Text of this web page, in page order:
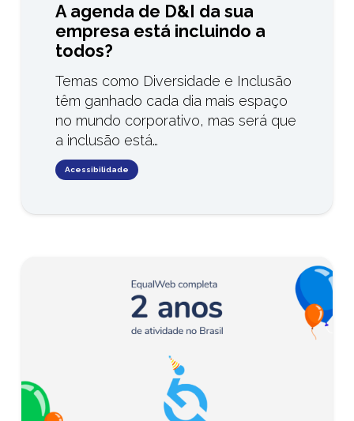
A agenda de D&I da sua
empresa está incluindo a
todos?
Temas como Diversidade e Inclusão
têm ganhado cada dia mais espaço
no mundo corporativo, mas será que
a inclusão está…
Acessibilidade